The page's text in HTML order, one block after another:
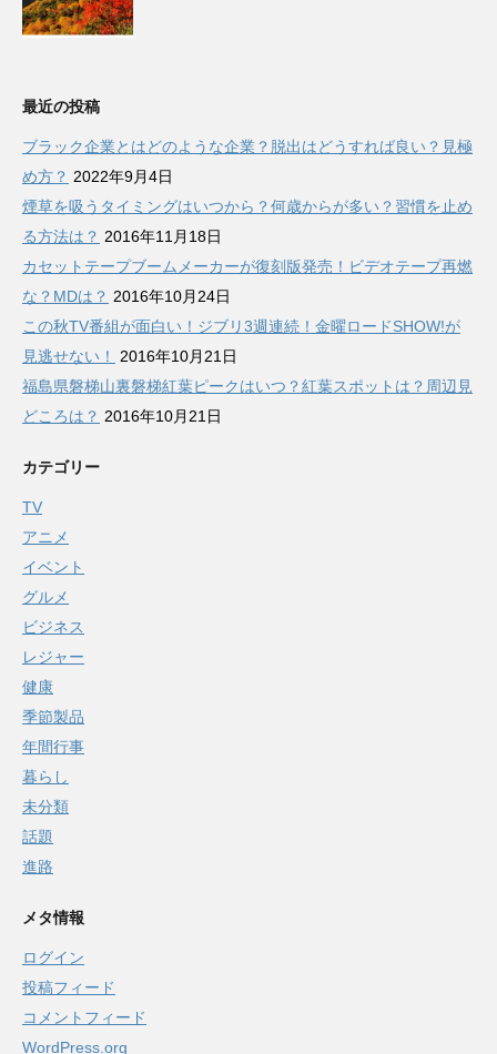
最近の投稿
ブラック企業とはどのような企業？脱出はどうすれば良い？見極
め方？ 2022年9月4日
煙草を吸うタイミングはいつから？何歳からが多い？習慣を止め
る方法は？ 2016年11月18日
カセットテープブームメーカーが復刻版発売！ビデオテープ再燃
な？MDは？ 2016年10月24日
この秋TV番組が面白い！ジブリ3週連続！金曜ロードSHOW!が
見逃せない！
2016年10月21日
福島県磐梯山裏磐梯紅葉ピークはいつ？紅葉スポットは？周辺見
どころは？ 2016年10月21日
カテゴリー
TV
アニメ
イベント
グルメ
ビジネス
レジャー
健康
季節製品
年間行事
暮らし
未分類
話題
進路
メタ情報
ログイン
投稿フィード
コメントフィード
WordPress.org